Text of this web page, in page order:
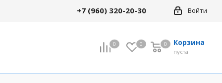
Войти
+7 (960) 320-20-30
0 0 Корзина
0
пуста
0